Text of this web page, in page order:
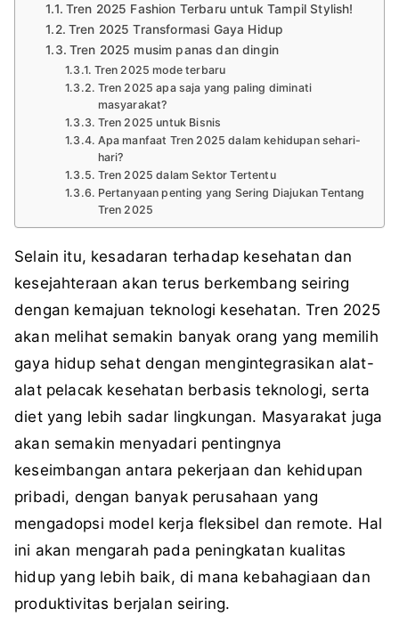
Tren 2025 Fashion Terbaru untuk Tampil Stylish!
Tren 2025 Transformasi Gaya Hidup
Tren 2025 musim panas dan dingin
Tren 2025 mode terbaru
Tren 2025 apa saja yang paling diminati
masyarakat?
Tren 2025 untuk Bisnis
Apa manfaat Tren 2025 dalam kehidupan sehari-
hari?
Tren 2025 dalam Sektor Tertentu
Pertanyaan penting yang Sering Diajukan Tentang
Tren 2025
Selain itu, kesadaran terhadap kesehatan dan
kesejahteraan akan terus berkembang seiring
dengan kemajuan teknologi kesehatan. Tren 2025
akan melihat semakin banyak orang yang memilih
gaya hidup sehat dengan mengintegrasikan alat-
alat pelacak kesehatan berbasis teknologi, serta
diet yang lebih sadar lingkungan. Masyarakat juga
akan semakin menyadari pentingnya
keseimbangan antara pekerjaan dan kehidupan
pribadi, dengan banyak perusahaan yang
mengadopsi model kerja fleksibel dan remote. Hal
ini akan mengarah pada peningkatan kualitas
hidup yang lebih baik, di mana kebahagiaan dan
produktivitas berjalan seiring.